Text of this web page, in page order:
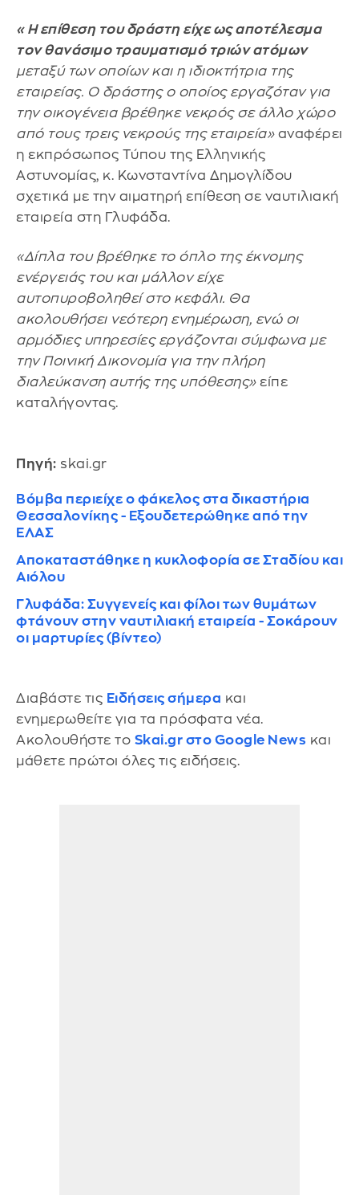
«Η επίθεση του δράστη είχε ως αποτέλεσμα
τον θανάσιμο τραυματισμό τριών ατόμων
μεταξύ των οποίων και η ιδιοκτήτρια της
εταιρείας. Ο δράστης ο οποίος εργαζόταν για
την οικογένεια βρέθηκε νεκρός σε άλλο χώρο
από τους τρεις νεκρούς της εταιρεία»αναφέρει
η εκπρόσωπος Τύπου της Ελληνικής
Αστυνομίας, κ. Κωνσταντίνα Δημογλίδου
σχετικά με την αιματηρή επίθεση σε ναυτιλιακή
εταιρεία στη Γλυφάδα.
«Δίπλα του βρέθηκε το όπλο της έκνομης
ενέργειάς του και μάλλον είχε
αυτοπυροβοληθεί στο κεφάλι. Θα
ακολουθήσει νεότερη ενημέρωση, ενώ οι
αρμόδιες υπηρεσίες εργάζονται σύμφωνα με
την Ποινική Δικονομία για την πλήρη
διαλεύκανση αυτής της υπόθεσης»είπε
καταλήγοντας.
Πηγή: skai.gr
Βόμβα περιείχε ο φάκελος στα δικαστήρια
Θεσσαλονίκης - Εξουδετερώθηκε από την
ΕΛΑΣ
Αποκαταστάθηκε η κυκλοφορία σε Σταδίου και
Αιόλου
Γλυφάδα: Συγγενείς και φίλοι των θυμάτων
φτάνουν στην ναυτιλιακή εταιρεία - Σοκάρουν
οι μαρτυρίες (βίντεο)
Διαβάστε τις Ειδήσεις σήμερα και
ενημερωθείτε για τα πρόσφατα νέα.
Ακολουθήστε το Skai.gr στο Google News και
μάθετε πρώτοι όλες τις ειδήσεις.